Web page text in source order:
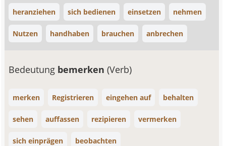
heranziehen sich bedienen einsetzen nehmen
Nutzen handhaben brauchen anbrechen
Bedeutung bemerken(Verb)
merken Registrieren eingehen auf behalten
sehen auffassen rezipieren vermerken
sich einprägen beobachten